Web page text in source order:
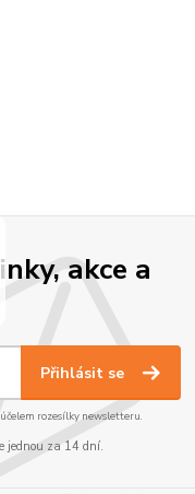
akce a
Přihlásit se
rozesílky newsletteru.
jednou za 14 dní.